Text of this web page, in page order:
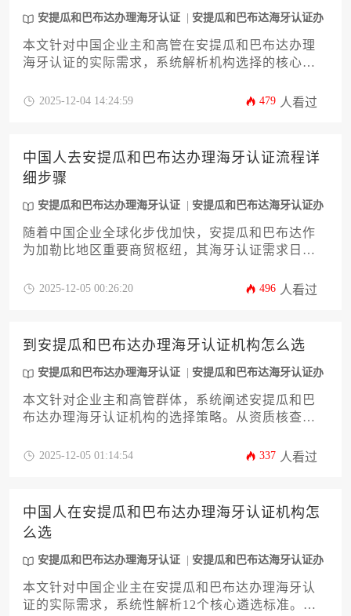
安提瓜和巴布达办理海牙认证
安提瓜和巴布达海牙认证办
本文针对中国企业主和高管在安提瓜和巴布达办理
海牙认证的实际需求，系统解析机构选择的核心要
维度提供深度指导，帮助企业规避跨国认证风险，
2025-12-04 14:24:59 479 人看过
中国人去安提瓜和巴布达办理海牙认证流程详
细步骤
安提瓜和巴布达办理海牙认证
安提瓜和巴布达海牙认证办
随着中国企业全球化步伐加快，安提瓜和巴布达作
为加勒比地区重要商贸枢纽，其海牙认证需求日益
在安提瓜和巴布达办理海牙认证的全流程，涵盖文
企业高效完成跨国文件合规化操作，为商业活动提
供法律保障。掌握规范的安提瓜和巴布达办理海牙
认证流程，将成为企业拓展海外市场的重要支撑。
2025-12-05 00:26:20 496 人看过
到安提瓜和巴布达办理海牙认证机构怎么选
安提瓜和巴布达办理海牙认证
安提瓜和巴布达海牙认证办
本文针对企业主和高管群体，系统阐述安提瓜和巴
布达办理海牙认证机构的选择策略。从资质核查、
助企业规避跨境文书认证风险，提升国际业务合规
2025-12-05 01:14:54 337 人看过
中国人在安提瓜和巴布达办理海牙认证机构怎
么选
安提瓜和巴布达办理海牙认证
安提瓜和巴布达海牙认证办
本文针对中国企业主在安提瓜和巴布达办理海牙认
证的实际需求，系统性解析12个核心遴选标准。从